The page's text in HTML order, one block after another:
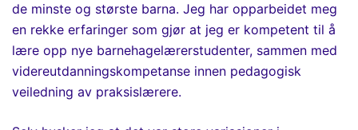
de minste og største barna. Jeg har opparbeidet meg
en rekke erfaringer som gjør at jeg er kompetent til å
lære opp nye barnehagelærerstudenter, sammen med
videreutdanningskompetanse innen pedagogisk
veiledning av praksislærere.